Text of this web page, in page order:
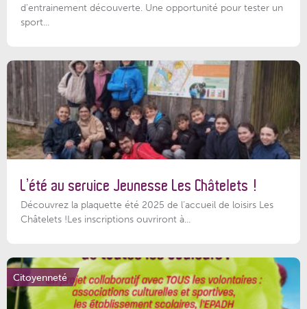
d'entrainement découverte. Une opportunité pour tester un
sport...
L’été au service Jeunesse Les Châtelets !
Découvrez la plaquette été 2025 de l’accueil de loisirs Les
Châtelets !Les inscriptions ouvriront à...
Citoyenneté